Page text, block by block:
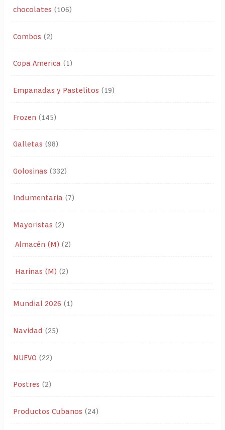
chocolates 106
Combos 2
Copa America 1
Empanadas y Pastelitos 19
Frozen 145
Galletas 98
Golosinas 332
Indumentaria 7
Mayoristas 2
Almacén (M) 2
Harinas (M) 2
Mundial 2026 1
Navidad 25
NUEVO 22
Postres 2
Productos Cubanos 24